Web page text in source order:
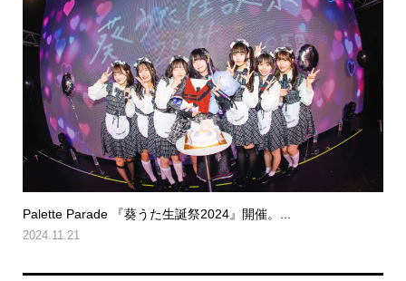
Palette Parade 『葵うた生誕祭2024』開催。...
2024.11.21